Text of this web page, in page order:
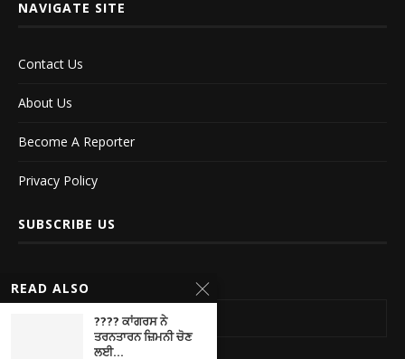
NAVIGATE SITE
Contact Us
About Us
Become A Reporter
Privacy Policy
SUBSCRIBE US
Your name
READ ALSO
???? ਕਾਂਗਰਸ ਨੇ
ਤਰਨਤਾਰਨ ਜ਼ਿਮਨੀ ਚੋਣ
ਲਈ...